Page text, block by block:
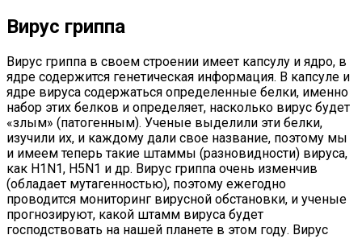
Вирус гриппа
Вирус гриппа в своем строении имеет капсулу и ядро, в
ядре содержится генетическая информация. В капсуле и
ядре вируса содержаться определенные белки, именно
набор этих белков и определяет, насколько вирус будет
«злым» (патогенным). Ученые выделили эти белки,
изучили их, и каждому дали свое название, поэтому мы
и имеем теперь такие штаммы (разновидности) вируса,
как H1N1, H5N1 и др. Вирус гриппа очень изменчив
(обладает мутагенностью), поэтому ежегодно
проводится мониторинг вирусной обстановки, и ученые
прогнозируют, какой штамм вируса будет
господствовать на нашей планете в этом году. Вирус